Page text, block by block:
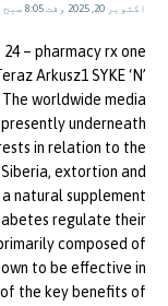
اکتوبر 20, 2025 وقت 8:05 صبح
– pharmacy rx one
Arkusz1 SYKE ‘N’
The worldwide media
underneath
in relation to the
extortion and
natural supplement
regulate their
composed of
to be effective in
the key benefits of